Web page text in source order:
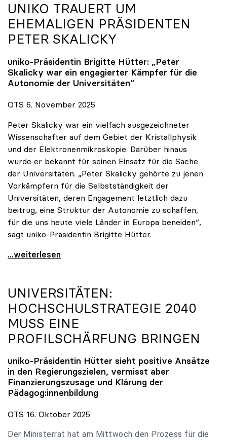
UNIKO TRAUERT UM
EHEMALIGEN PRÄSIDENTEN
PETER SKALICKY
uniko-Präsidentin Brigitte Hütter: „Peter
Skalicky war ein engagierter Kämpfer für die
Autonomie der Universitäten“
OTS 6. November 2025
Peter Skalicky war ein vielfach ausgezeichneter
Wissenschafter auf dem Gebiet der Kristallphysik
und der Elektronenmikroskopie. Darüber hinaus
wurde er bekannt für seinen Einsatz für die Sache
der Universitäten. „Peter Skalicky gehörte zu jenen
Vorkämpfern für die Selbstständigkeit der
Universitäten, deren Engagement letztlich dazu
beitrug, eine Struktur der Autonomie zu schaffen,
für die uns heute viele Länder in Europa beneiden“,
sagt uniko-Präsidentin Brigitte Hütter.
uniko trauert um ehemaligen Präsidenten Peter
...weiterlesen
UNIVERSITÄTEN:
HOCHSCHULSTRATEGIE 2040
MUSS EINE
PROFILSCHÄRFUNG BRINGEN
uniko-Präsidentin Hütter sieht positive Ansätze
in den Regierungszielen, vermisst aber
Finanzierungszusage und Klärung der
Pädagog:innenbildung
OTS 16. Oktober 2025
Der Ministerrat hat am Mittwoch den Prozess für die